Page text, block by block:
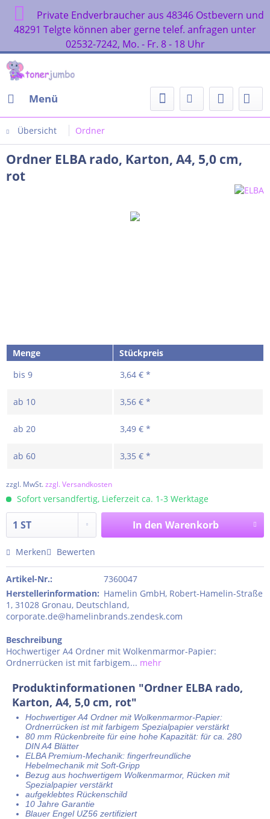
Private Endverbraucher aus 48346 Ostbevern und
48291 Telgte können aber gerne telef. anfragen unter
02532-7242, Mo. - Fr. 8 - 18 Uhr
Menü
Übersicht Ordner
Ordner ELBA rado, Karton, A4, 5,0 cm,
rot
Menge
Stückpreis
bis 9 3,64 € *
ab 10 3,56 € *
ab 20 3,49 € *
ab 60 3,35 € *
zzgl. MwSt.zzgl. Versandkosten
Sofort versandfertig, Lieferzeit ca. 1-3 Werktage
In den Warenkorb
Merken Bewerten
Artikel-Nr.:
7360047
Herstellerinformation: Hamelin GmbH, Robert-Hamelin-Straße
1, 31028 Gronau, Deutschland,
corporate.de@hamelinbrands.zendesk.com
Beschreibung
Hochwertiger A4 Ordner mit Wolkenmarmor-Papier:
Ordnerrücken ist mit farbigem... mehr
Produktinformationen "Ordner ELBA rado,
Karton, A4, 5,0 cm, rot"
Hochwertiger A4 Ordner mit Wolkenmarmor-Papier:
Ordnerrücken ist mit farbigem Spezialpapier verstärkt
80 mm Rückenbreite für eine hohe Kapazität: für ca. 280
DIN A4 Blätter
ELBA Premium-Mechanik: fingerfreundliche
Hebelmechanik mit Soft-Gripp
Bezug aus hochwertigem Wolkenmarmor, Rücken mit
Spezialpapier verstärkt
aufgeklebtes Rückenschild
10 Jahre Garantie
Blauer Engel UZ56 zertifiziert